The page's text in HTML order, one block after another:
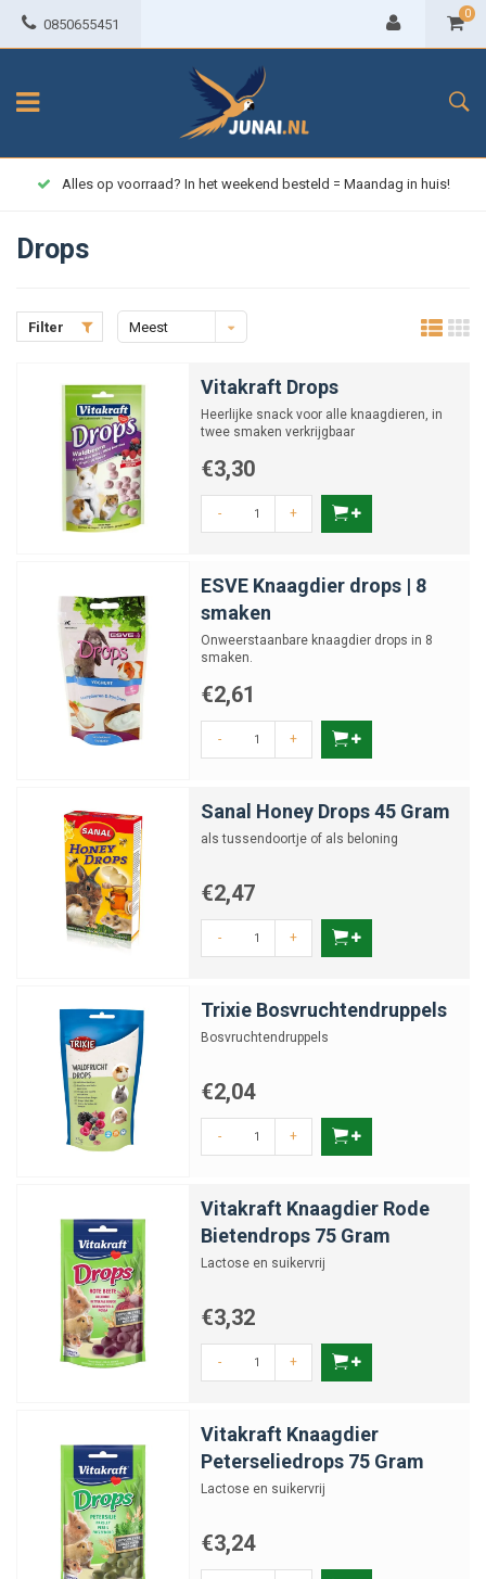
0850655451
0
Alles op voorraad? In het weekend besteld = Maandag in huis!
Drops
Filter
Meest
Vitakraft Drops
Heerlijke snack voor alle knaagdieren, in
twee smaken verkrijgbaar
€3,30
- +
ESVE Knaagdier drops | 8
smaken
Onweerstaanbare knaagdier drops in 8
smaken.
€2,61
- +
Sanal Honey Drops 45 Gram
als tussendoortje of als beloning
€2,47
- +
Trixie Bosvruchtendruppels
Bosvruchtendruppels
€2,04
- +
Vitakraft Knaagdier Rode
Bietendrops 75 Gram
Lactose en suikervrij
€3,32
- +
Vitakraft Knaagdier
Peterseliedrops 75 Gram
Lactose en suikervrij
€3,24